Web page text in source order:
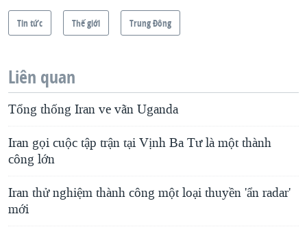
Tin tức Thế giới Trung Ðông
Liên quan
Tổng thống Iran ve vãn Uganda
Iran gọi cuộc tập trận tại Vịnh Ba Tư là một thành
công lớn
Iran thử nghiệm thành công một loại thuyền 'ẩn radar'
mới